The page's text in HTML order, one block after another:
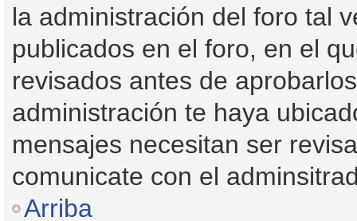
la administración del foro tal
publicados en el foro, en el
revisados antes de
administración te haya
mensajes necesitan ser
comunicate con el
Arriba